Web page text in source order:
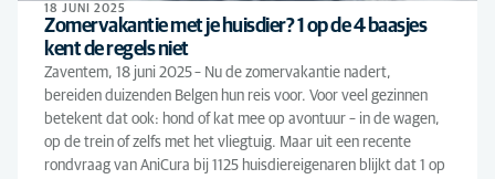
18 JUNI 2025
Zomervakantie met je huisdier? 1 op de 4 baasjes
kent de regels niet
Zaventem, 18 juni 2025 – Nu de zomervakantie nadert,
bereiden duizenden Belgen hun reis voor. Voor veel gezinnen
betekent dat ook: hond of kat mee op avontuur – in de wagen,
op de trein of zelfs met het vliegtuig. Maar uit een recente
rondvraag van AniCura bij 1125 huisdiereigenaren blijkt dat 1 op